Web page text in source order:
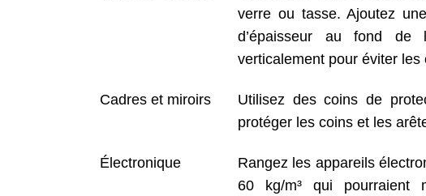
verre ou tasse. Ajoutez
d’épaisseur au fond
verticalement pour éviter
Cadres et miroirs
Utilisez des coins de
protéger les coins et les
Électronique
Rangez les appareils
60 kg/m³ qui pourraient